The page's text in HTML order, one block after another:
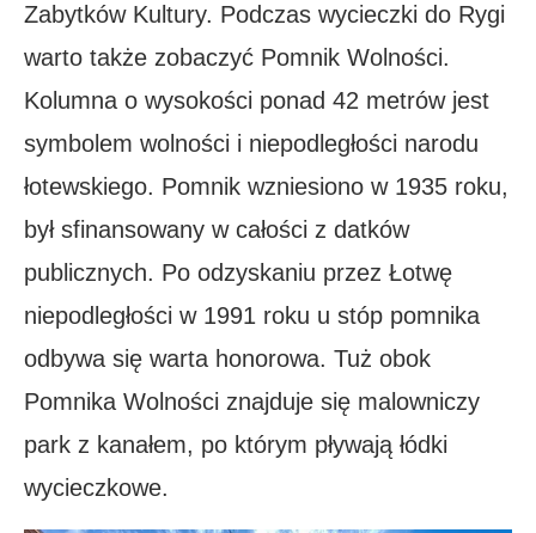
Zabytków Kultury. Podczas wycieczki do Rygi
warto także zobaczyć Pomnik Wolności.
Kolumna o wysokości ponad 42 metrów jest
symbolem wolności i niepodległości narodu
łotewskiego. Pomnik wzniesiono w 1935 roku,
był sfinansowany w całości z datków
publicznych. Po odzyskaniu przez Łotwę
niepodległości w 1991 roku u stóp pomnika
odbywa się warta honorowa. Tuż obok
Pomnika Wolności znajduje się malowniczy
park z kanałem, po którym pływają łódki
wycieczkowe.